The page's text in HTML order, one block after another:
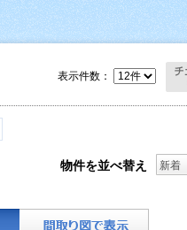
表示件数：
物件を並べ替え 新着